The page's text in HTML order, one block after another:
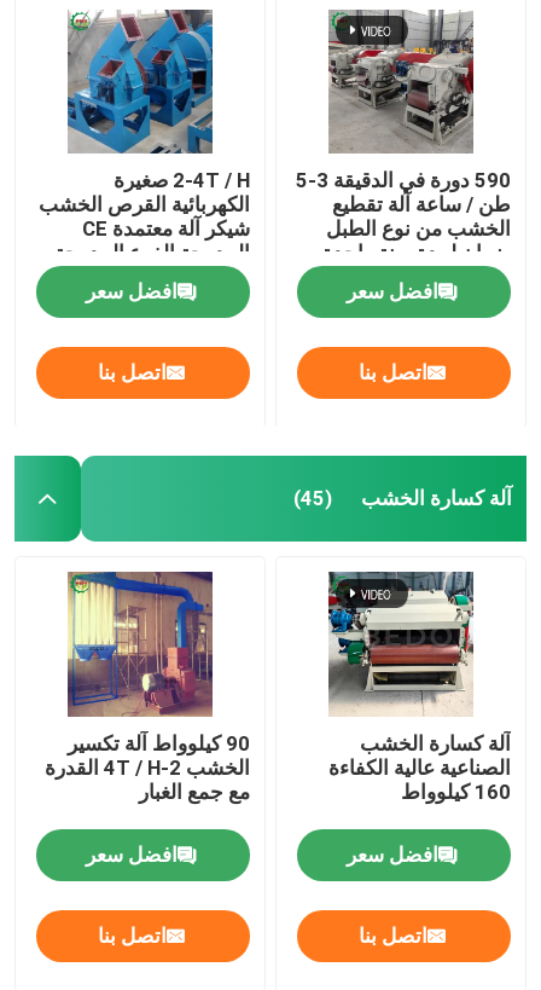
590 دورة في الدقيقة 3-5
طن / ساعة آلة تقطيع
الخشب من نوع الطبل
ضمان لمدة سنة واحدة
ماكينة تقطيع الغابات
افضل سعر
اتصل بنا
2-4T / H صغيرة
الكهربائية القرص الخشب
شيكر آلة معتمدة CE
المدمجة الفرع المدمجة
افضل سعر
اتصل بنا
آلة كسارة الخشب (45)
آلة كسارة الخشب
الصناعية عالية الكفاءة
160 كيلوواط
افضل سعر
اتصل بنا
90 كيلوواط آلة تكسير
الخشب 2-4T / H القدرة
مع جمع الغبار
افضل سعر
اتصل بنا